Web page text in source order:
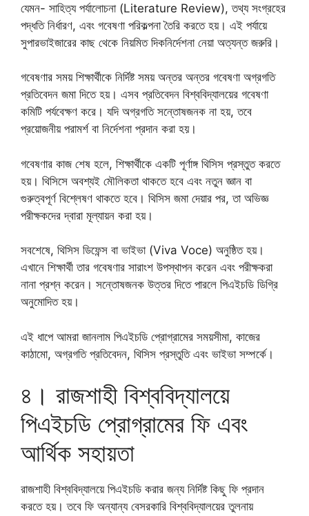
যেমন- সাহিত্য পর্যালোচনা (Literature Review), তথ্য সংগ্রহের
পদ্ধতি নির্ধারণ, এবং গবেষণা পরিকল্পনা তৈরি করতে হয়। এই পর্যায়ে
সুপারভাইজারের কাছ থেকে নিয়মিত দিকনির্দেশনা নেয়া অত্যন্ত জরুরি।
গবেষণার সময় শিক্ষার্থীকে নির্দিষ্ট সময় অন্তর অন্তর গবেষণা অগ্রগতি
প্রতিবেদন জমা দিতে হয়। এসব প্রতিবেদন বিশ্ববিদ্যালয়ের গবেষণা
কমিটি পর্যবেক্ষণ করে। যদি অগ্রগতি সন্তোষজনক না হয়, তবে
প্রয়োজনীয় পরামর্শ বা নির্দেশনা প্রদান করা হয়।
গবেষণার কাজ শেষ হলে, শিক্ষার্থীকে একটি পূর্ণাঙ্গ থিসিস প্রস্তুত করতে
হয়। থিসিসে অবশ্যই মৌলিকতা থাকতে হবে এবং নতুন জ্ঞান বা
গুরুত্বপূর্ণ বিশ্লেষণ থাকতে হবে। থিসিস জমা দেয়ার পর, তা অভিজ্ঞ
পরীক্ষকদের দ্বারা মূল্যায়ন করা হয়।
সবশেষে, থিসিস ডিফেন্স বা ভাইভা (Viva Voce) অনুষ্ঠিত হয়।
এখানে শিক্ষার্থী তার গবেষণার সারাংশ উপস্থাপন করেন এবং পরীক্ষকরা
নানা প্রশ্ন করেন। সন্তোষজনক উত্তর দিতে পারলে পিএইচডি ডিগ্রি
অনুমোদিত হয়।
এই ধাপে আমরা জানলাম পিএইচডি প্রোগ্রামের সময়সীমা, কাজের
কাঠামো, অগ্রগতি প্রতিবেদন, থিসিস প্রস্তুতি এবং ভাইভা সম্পর্কে।
৪। রাজশাহী বিশ্ববিদ্যালয়ে
পিএইচডি প্রোগ্রামের ফি এবং
আর্থিক সহায়তা
রাজশাহী বিশ্ববিদ্যালয়ে পিএইচডি করার জন্য নির্দিষ্ট কিছু ফি প্রদান
করতে হয়। তবে ফি অন্যান্য বেসরকারি বিশ্ববিদ্যালয়ের তুলনায়